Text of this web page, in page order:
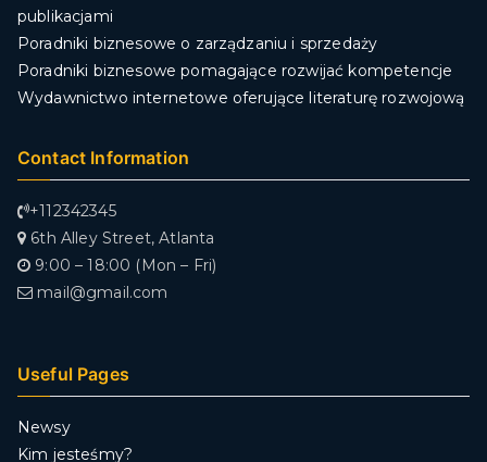
publikacjami
Poradniki biznesowe o zarządzaniu i sprzedaży
Poradniki biznesowe pomagające rozwijać kompetencje
Wydawnictwo internetowe oferujące literaturę rozwojową
Contact Information
+112342345
6th Alley Street, Atlanta
9:00 – 18:00 (Mon – Fri)
mail@gmail.com
Useful Pages
Newsy
Kim jesteśmy?